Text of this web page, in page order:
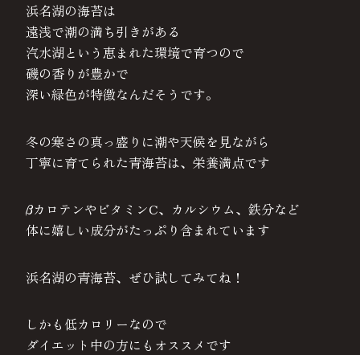
浜名湖の海苔は
遠浅で潮の満ち引きがある
汽水湖という恵まれた環境で育つので
磯の香りが豊かで
深い緑色が特徴なんだそうです。
冬の寒さの真っ盛りに潮や天候を見ながら
丁寧に育てられた青海苔は、栄養満点です
βカロテンやビタミンC、カルシウム、鉄分など
体に嬉しい成分がたっぷり含まれています
浜名湖の青海苔、ぜひ試してみてね！
しかも低カロリーなので
ダイエット中の方にもオススメです